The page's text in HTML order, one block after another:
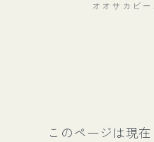
オオサカビ
このページは現